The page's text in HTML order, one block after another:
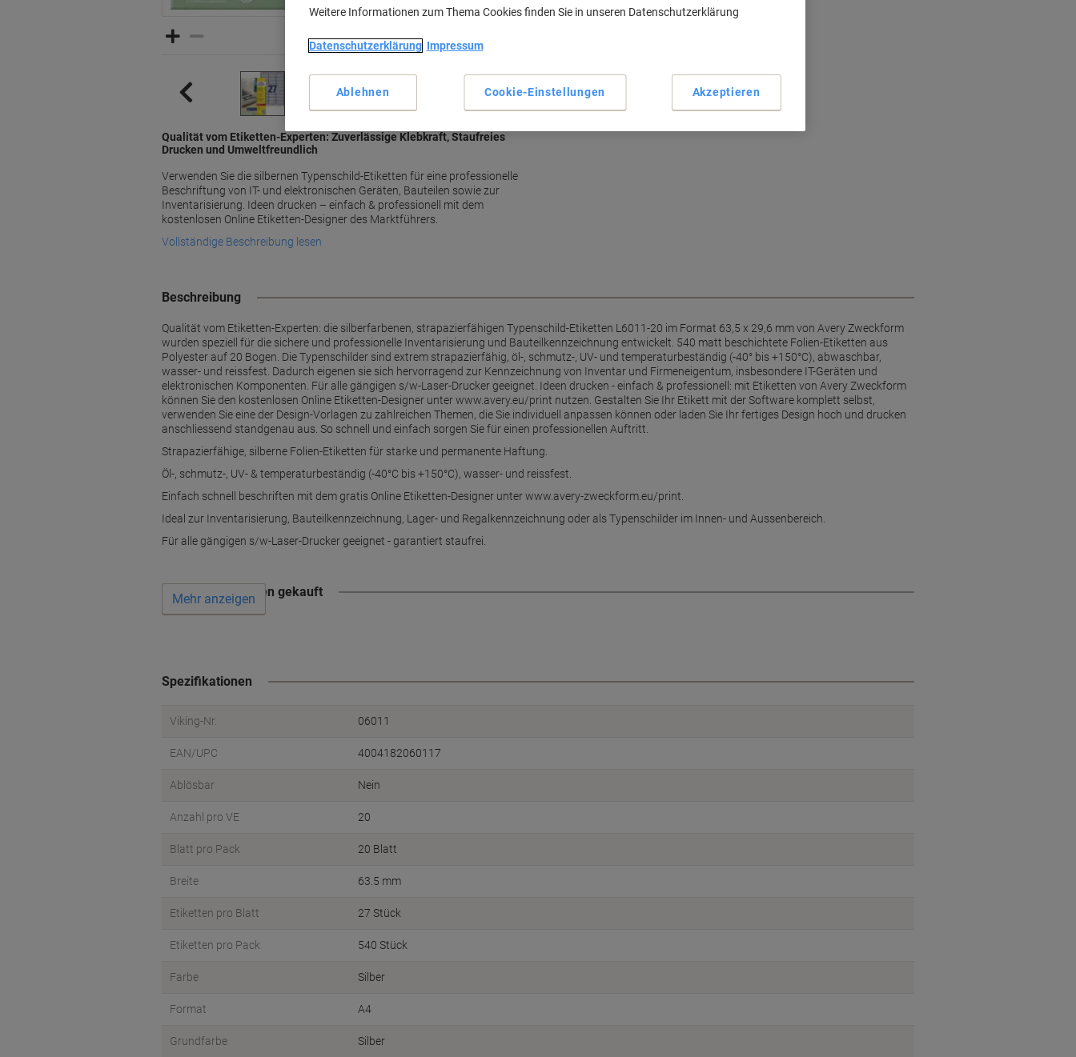
Qualität vom Etiketten-Experten: Zuverlässige Klebkraft, Staufreies
Drucken und Umweltfreundlich
Verwenden Sie die silbernen Typenschild-Etiketten für eine professionelle
Beschriftung von IT- und elektronischen Geräten, Bauteilen sowie zur
Inventarisierung. Ideen drucken – einfach & professionell mit dem
kostenlosen Online Etiketten-Designer des Marktführers.
Vollständige Beschreibung lesen
Strapazierfähige Folien-Etiketten
Mehr anzeigen
Beschreibung
Qualität vom Etiketten-Experten: die silberfarbenen, strapazierfähigen Typenschild-Etiketten L6011-20 im Format 63,5 x 29,6 mm von Avery Zweckform
wurden speziell für die sichere und professionelle Inventarisierung und Bauteilkennzeichnung entwickelt. 540 matt beschichtete Folien-Etiketten aus
Polyester auf 20 Bogen. Die Typenschilder sind extrem strapazierfähig, öl-, schmutz-, UV- und temperaturbeständig (-40° bis +150°C), abwaschbar,
wasser- und reissfest. Dadurch eigenen sie sich hervorragend zur Kennzeichnung von Inventar und Firmeneigentum, insbesondere IT-Geräten und
elektronischen Komponenten. Für alle gängigen s/w-Laser-Drucker geeignet. Ideen drucken - einfach & professionell: mit Etiketten von Avery Zweckform
können Sie den kostenlosen Online Etiketten-Designer unter www.avery.eu/print nutzen. Gestalten Sie Ihr Etikett mit der Software komplett selbst,
verwenden Sie eine der Design-Vorlagen zu zahlreichen Themen, die Sie individuell anpassen können oder laden Sie Ihr fertiges Design hoch und drucken
anschliessend standgenau aus. So schnell und einfach sorgen Sie für einen professionellen Auftritt.
Strapazierfähige, silberne Folien-Etiketten für starke und permanente Haftung.
Öl-, schmutz-, UV- & temperaturbeständig (-40°C bis +150°C), wasser- und reissfest.
Einfach schnell beschriften mit dem gratis Online Etiketten-Designer unter www.avery-zweckform.eu/print.
Ideal zur Inventarisierung, Bauteilkennzeichnung, Lager- und Regalkennzeichnung oder als Typenschilder im Innen- und Aussenbereich.
Für alle gängigen s/w-Laser-Drucker geeignet - garantiert staufrei.
Wird oft zusammen gekauft
Mehr anzeigen
Spezifikationen
Viking-Nr. 06011
EAN/UPC 4004182060117
Ablösbar Nein
Anzahl pro VE 20
Blatt pro Pack 20 Blatt
Breite 63.5 mm
Etiketten pro Blatt 27 Stück
Etiketten pro Pack 540 Stück
Farbe Silber
Format A4
Grundfarbe Silber
Weitere Informationen zum Thema Cookies finden Sie in unseren Datenschutzerklärung
Datenschutzerklärung Impressum
Cookie-Einstellungen
Ablehnen Akzeptieren